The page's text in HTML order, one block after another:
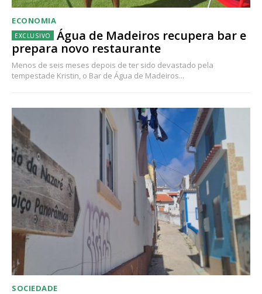
ECONOMIA
Água de Madeiros recupera bar e
prepara novo restaurante
Menos de seis meses depois de ter sido devastado pela
tempestade Kristin, o Bar de Água de Madeiros...
SOCIEDADE